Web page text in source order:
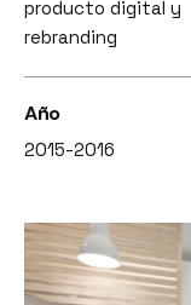
producto digital y
rebranding
Año
2015-2016